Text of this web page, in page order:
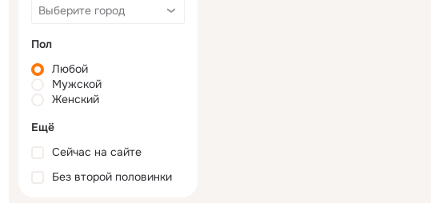
Пол
Любой
Мужской
Женский
Ещё
Сейчас на сайте
Без второй половинки